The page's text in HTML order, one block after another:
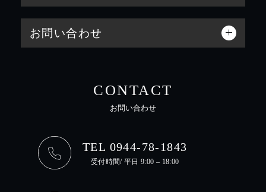
お問い合わせ
CONTACT
お問い合わせ
TEL 0944-78-1843
受付時間/ 平日 9:00 – 18:00